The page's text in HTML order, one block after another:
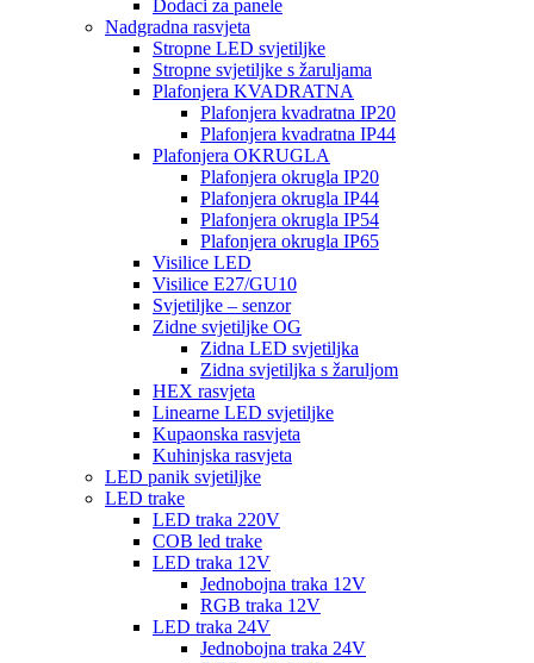
Dodaci za panele
Nadgradna rasvjeta
Stropne LED svjetiljke
Stropne svjetiljke s žaruljama
Plafonjera KVADRATNA
Plafonjera kvadratna IP20
Plafonjera kvadratna IP44
Plafonjera OKRUGLA
Plafonjera okrugla IP20
Plafonjera okrugla IP44
Plafonjera okrugla IP54
Plafonjera okrugla IP65
Visilice LED
Visilice E27/GU10
Svjetiljke – senzor
Zidne svjetiljke OG
Zidna LED svjetiljka
Zidna svjetiljka s žaruljom
HEX rasvjeta
Linearne LED svjetiljke
Kupaonska rasvjeta
Kuhinjska rasvjeta
LED panik svjetiljke
LED trake
LED traka 220V
COB led trake
LED traka 12V
Jednobojna traka 12V
RGB traka 12V
LED traka 24V
Jednobojna traka 24V